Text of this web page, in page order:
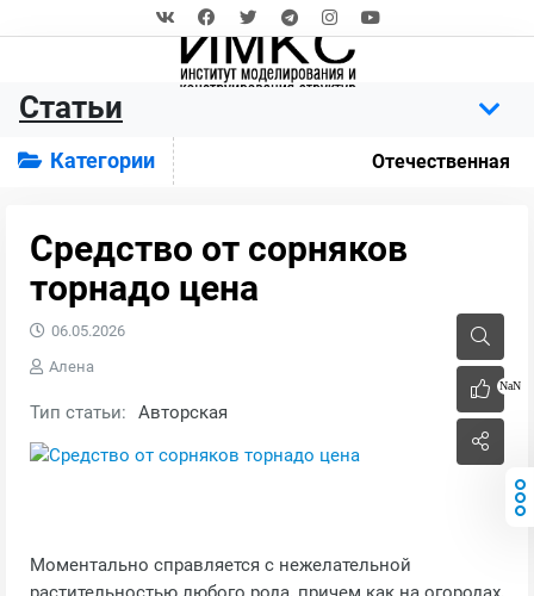
Статьи
Категории Отечественная
Средство от сорняков
торнадо цена
NaN
06.05.2026
Алена
Тип статьи: Авторская
Моментально справляется с нежелательной